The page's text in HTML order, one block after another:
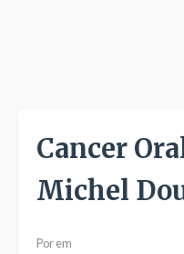
Cancer
Michel
Porem